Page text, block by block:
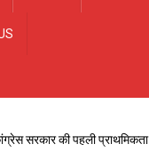
सरकार की पहली प्राथमिकता